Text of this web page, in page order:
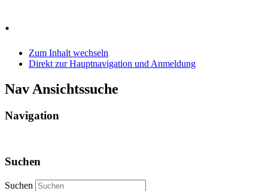
.
Zum Inhalt wechseln
Direkt zur Hauptnavigation und Anmeldung
Nav Ansichtssuche
Navigation
Suchen
Suchen